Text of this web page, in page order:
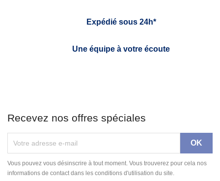
Expédié sous 24h*
Une équipe à votre écoute
Recevez nos offres spéciales
Vous pouvez vous désinscrire à tout moment. Vous trouverez pour cela nos
informations de contact dans les conditions d'utilisation du site.